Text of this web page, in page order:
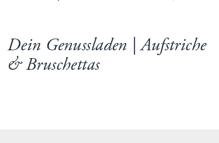
Dein Genussladen | Aufstriche
& Bruschettas